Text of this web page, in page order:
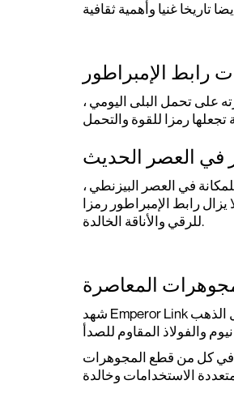
رابط الإمبراطور
على تحمل البلى اليومي ،
في العصر الحديث
في العصر البيزنطي ،
رابط الإمبراطور رمزا
للرقي والأناقة الخالدة.
المعاصرة
شهد Emperor Link تطورا ملحوظا من جذوره التاريخية إلى تصميم المجوهرات في الوقت الحاضر. اليوم ، يتوفر في مجموعة متنوعة من التصاميم ، من سلاسل الذهب
في كل من قطع المجوهرات